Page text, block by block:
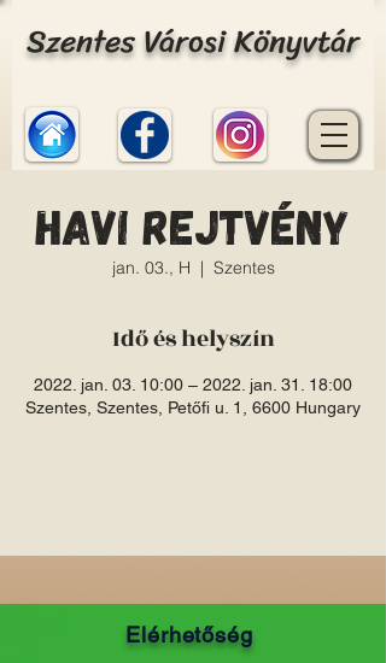
Szentes Városi Könyvtár
Havi rejtvény
jan. 03., H
  |
Szentes
Idő és helyszín
2022. jan. 03. 10:00 – 2022. jan. 31. 18:00
Szentes, Szentes, Petőfi u. 1, 6600 Hungary
Elérhetőség